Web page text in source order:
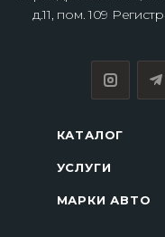
д.11, пом. 109
КАТАЛОГ
УСЛУГИ
МАРКИ АВТО